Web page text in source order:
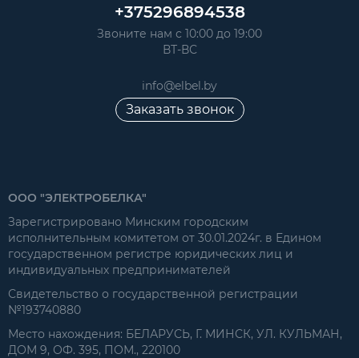
+375296894538
Звоните нам с 10:00 до 19:00
ВТ-ВС
info@elbel.by
Заказать звонок
ООО "ЭЛЕКТРОБЕЛКА"
Зарегистрировано Минским городским
исполнительным комитетом от 30.01.2024г. в Едином
государственном регистре юридических лиц и
индивидуальных предпринимателей
Свидетельство о государственной регистрации
№193740880
Место нахождения: БЕЛАРУСЬ, Г. МИНСК, УЛ. КУЛЬМАН,
ДОМ 9, ОФ. 395, ПОМ., 220100